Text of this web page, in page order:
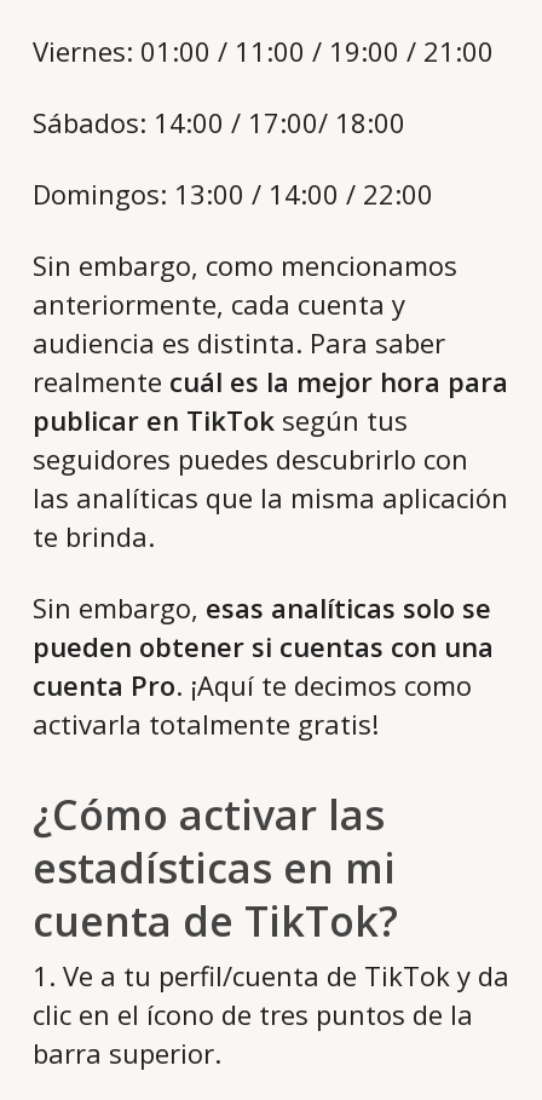
Viernes: 01:00 / 11:00 / 19:00 / 21:00
Sábados: 14:00 / 17:00/ 18:00
Domingos: 13:00 / 14:00 / 22:00
Sin embargo, como mencionamos
anteriormente, cada cuenta y
audiencia es distinta. Para saber
realmente cuál es la mejor hora para
publicar en TikToksegún tus
seguidores puedes descubrirlo con
las analíticas que la misma aplicación
te brinda.
Sin embargo, esas analíticas solo se
pueden obtener si cuentas con una
cuenta Pro. ¡Aquí te decimos como
activarla totalmente gratis!
¿Cómo activar las
estadísticas en mi
cuenta de TikTok?
1. Ve a tu perfil/cuenta de TikTok y da
clic en el ícono de tres puntos de la
barra superior.